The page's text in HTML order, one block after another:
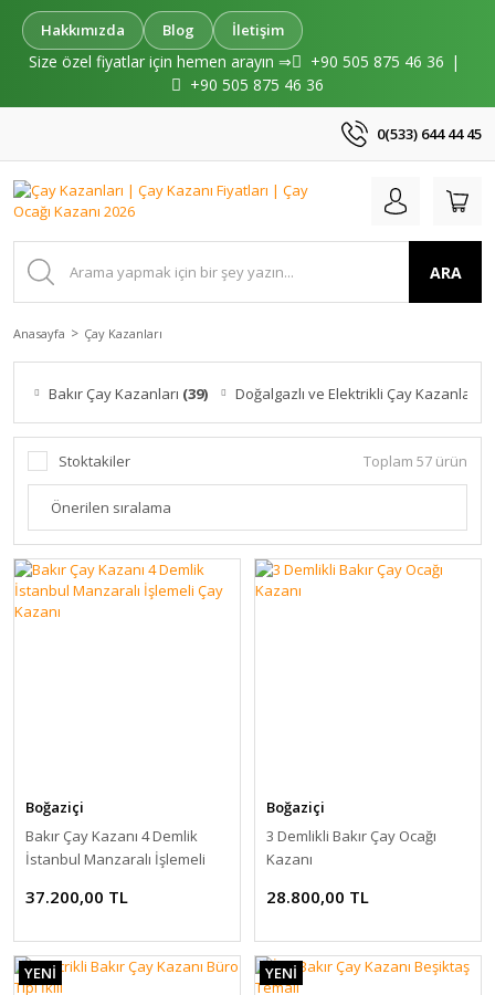
Hakkımızda Blog İletişim
Size özel fiyatlar için hemen arayın ⇒ +90 505 875 46 36 |
+90 505 875 46 36
0(533) 644 44 45
ARA
Anasayfa Çay Kazanları
Bakır Çay Kazanları (39) Doğalgazlı ve Elektrikli Çay Kazanları
Stoktakiler Toplam 57 ürün
Boğaziçi
Bakır Çay Kazanı 4 Demlik
İstanbul Manzaralı İşlemeli
37.200,00 TL
Boğaziçi
3 Demlikli Bakır Çay Ocağı
Kazanı
28.800,00 TL
YENİ YENİ